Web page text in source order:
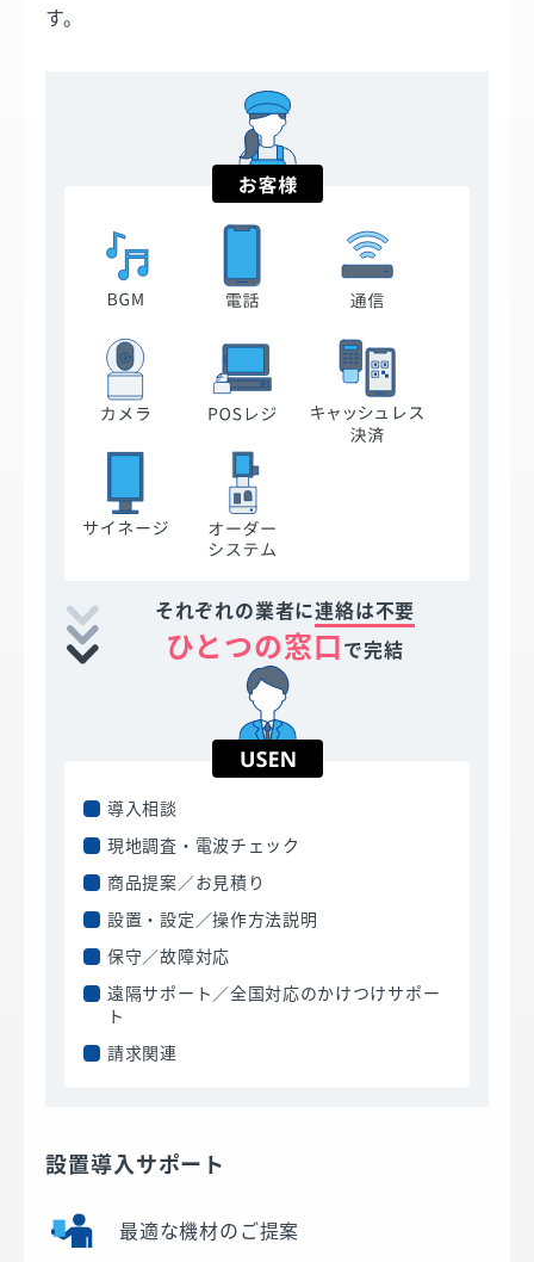
す。
それぞれの業者に連絡は不要
ひとつの窓口で完結
導入相談
現地調査・電波チェック
商品提案／お見積り
設置・設定／操作方法説明
保守／故障対応
遠隔サポート／全国対応のかけつけサポー
ト
請求関連
設置導入サポート
最適な機材のご提案